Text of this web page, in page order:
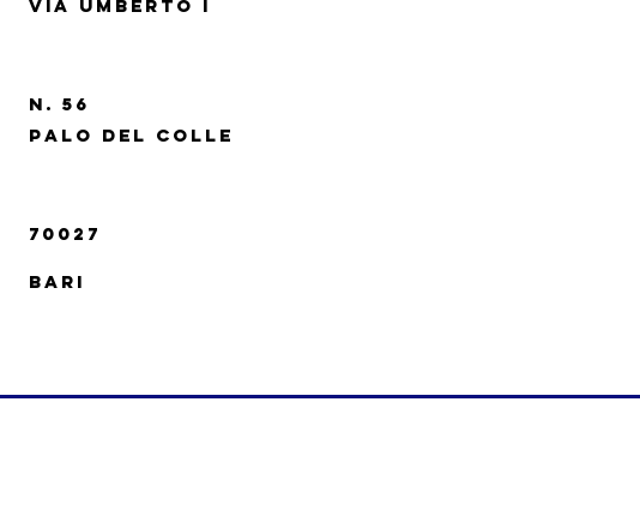
VIA UMBERTO I
N. 56
PALO DEL COLLE
70027
BARI